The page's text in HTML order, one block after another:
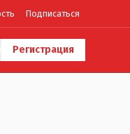
Подписаться
Регистрация